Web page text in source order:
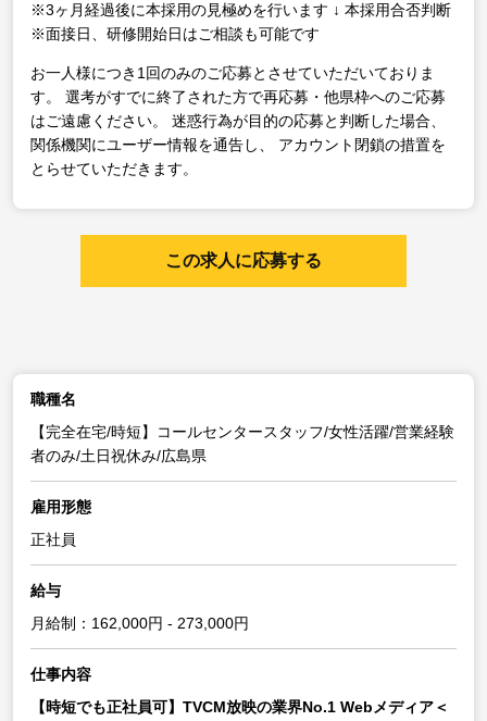
※3ヶ月経過後に本採用の見極めを行います ↓ 本採用合否判断
※面接日、研修開始日はご相談も可能です
お一人様につき1回のみのご応募とさせていただいておりま
す。
選考がすでに終了された方で再応募・他県枠へのご応募
はご遠慮ください。
迷惑行為が目的の応募と判断した場合、
関係機関にユーザー情報を通告し、
アカウント閉鎖の措置を
とらせていただきます。
この求人に応募する
職種名
【完全在宅/時短】コールセンタースタッフ/女性活躍/営業経験
者のみ/土日祝休み/広島県
雇用形態
正社員
給与
月給制：162,000円 - 273,000円
仕事内容
【時短でも正社員可】TVCM放映の業界No.1 Webメディア＜